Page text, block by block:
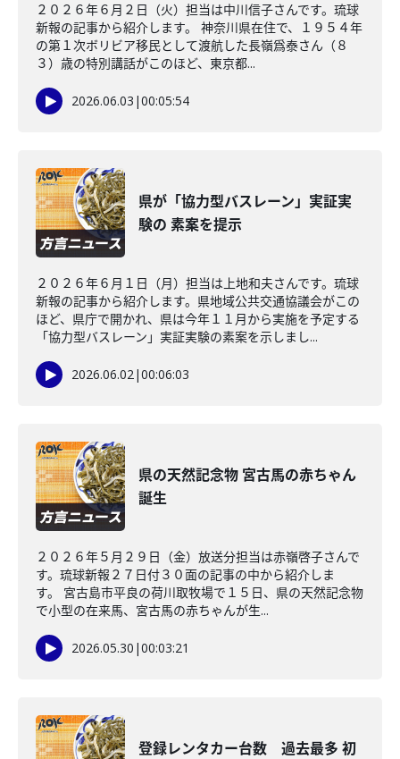
２０２６年６月２日（火）担当は中川信子さんです。琉球
新報の記事から紹介します。 神奈川県在住で、１９５４年
の第１次ボリビア移民として渡航した長嶺爲泰さん（８
３）歳の特別講話がこのほど、東京都...
2026.06.03 |00:05:54
県が「協力型バスレーン」実証実
験の 素案を提示
２０２６年６月１日（月）担当は上地和夫さんです。琉球
新報の記事から紹介します。県地域公共交通協議会がこの
ほど、県庁で開かれ、県は今年１１月から実施を予定する
「協力型バスレーン」実証実験の素案を示しまし...
2026.06.02|00:06:03
県の天然記念物 宮古馬の赤ちゃん
誕生
２０２６年５月２９日（金）放送分担当は赤嶺啓子さんで
す。琉球新報２７日付３０面の記事の中から紹介しま
す。 宮古島市平良の荷川取牧場で１５日、県の天然記念物
で小型の在来馬、宮古馬の赤ちゃんが生...
2026.05.30 |00:03:21
登録レンタカー台数 過去最多 初